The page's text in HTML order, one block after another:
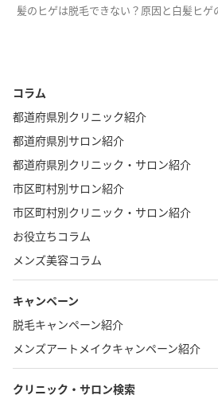
髪のヒゲは脱毛できない？原因と白髪ヒゲ
コラム
都道府県別クリニック紹介
都道府県別サロン紹介
都道府県別クリニック・サロン紹介
市区町村別サロン紹介
市区町村別クリニック・サロン紹介
お役立ちコラム
メンズ美容コラム
キャンペーン
脱毛キャンペーン紹介
メンズアートメイクキャンペーン紹介
クリニック・サロン検索